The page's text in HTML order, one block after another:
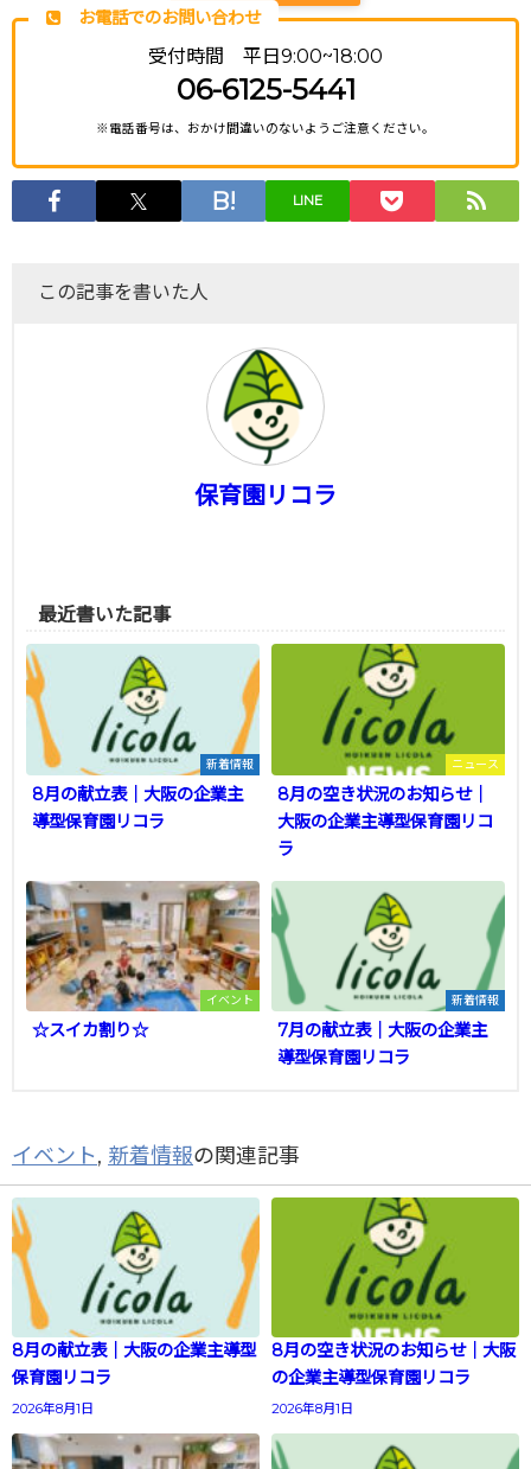
お電話でのお問い合わせ
受付時間 平日9:00~18:00
06-6125-5441
※電話番号は、おかけ間違いのないようご注意ください。
LINE
この記事を書いた人
保育園リコラ
最近書いた記事
新着情報
8月の献立表｜大阪の企業主
導型保育園リコラ
ニュース
8月の空き状況のお知らせ｜
大阪の企業主導型保育園リコ
ラ
イベント
☆スイカ割り☆
新着情報
7月の献立表｜大阪の企業主
導型保育園リコラ
イベント, 新着情報の関連記事
8月の献立表｜大阪の企業主導型
保育園リコラ
2026年8月1日
8月の空き状況のお知らせ｜大阪
の企業主導型保育園リコラ
2026年8月1日